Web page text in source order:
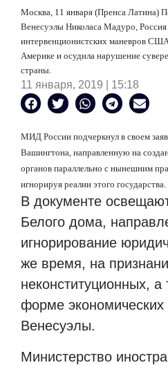
Москва, 11 января (Пренса Латина)
Венесуэлы Николаса Мадуро,
интервенционистских маневров
Америке и осудила нарушение
страны.
11 января, 2019 | 15:18
МИД России подчеркнул в своем
Вашингтона, направленную на
органов параллельно с нынешним
игнорируя реалии этого государства.
В документе
Белого дома,
игнорирование
же время, на
неконституционных, а
форме экономических
Венесуэлы.
Министерство